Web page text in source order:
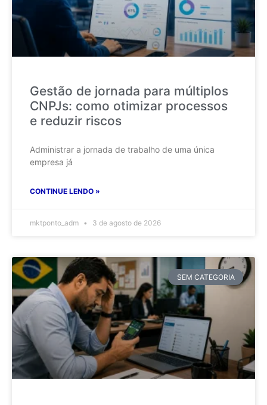
Gestão de jornada para múltiplos
CNPJs: como otimizar processos
e reduzir riscos
Administrar a jornada de trabalho de uma única
empresa já
CONTINUE LENDO »
mktponto_adm 3 de agosto de 2026
SEM CATEGORIA